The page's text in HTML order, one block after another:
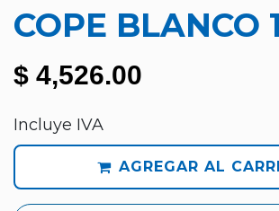
COPE BLANCO
$ 4,526.00
Incluye IVA
AGREGAR AL